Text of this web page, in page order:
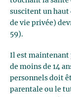
suscitent un haut
de vie privée)
59).
Il est maintenant
de moins de 14
personnels doit
parentale ou le